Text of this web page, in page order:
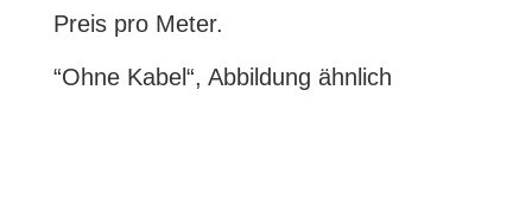
Preis pro Meter.
“Ohne Kabel“, Abbildung ähnlich